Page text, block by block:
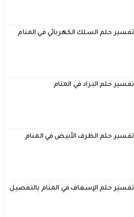
تفسير حلم السلك الكهربائي في المنام
تفسير حلم البراد في المنام
تفسير حلم الظرف الأبيض في المنام
تفسير حلم الإسعاف في المنام بالتفصيل